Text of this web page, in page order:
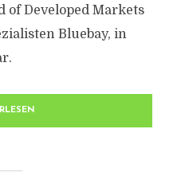
of Developed Markets
Bluebay, in